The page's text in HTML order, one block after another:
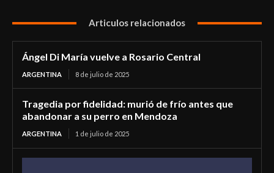
Articulos relacionados
Ángel Di María vuelve a Rosario Central
ARGENTINA 8 de julio de 2025
Tragedia por fidelidad: murió de frío antes que
abandonar a su perro en Mendoza
ARGENTINA 1 de julio de 2025